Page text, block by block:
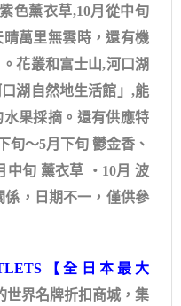
色薰衣草,10月從中旬
萬里無雲時，還有機
花叢和富士山,河口湖
湖自然地生活館」,能
果採摘。還有供應特
旬～5月下旬 鬱金香、
中旬 薰衣草 ・10月 波
係，日期不一，僅供參
【全日本最大
世界名牌折扣商城，集